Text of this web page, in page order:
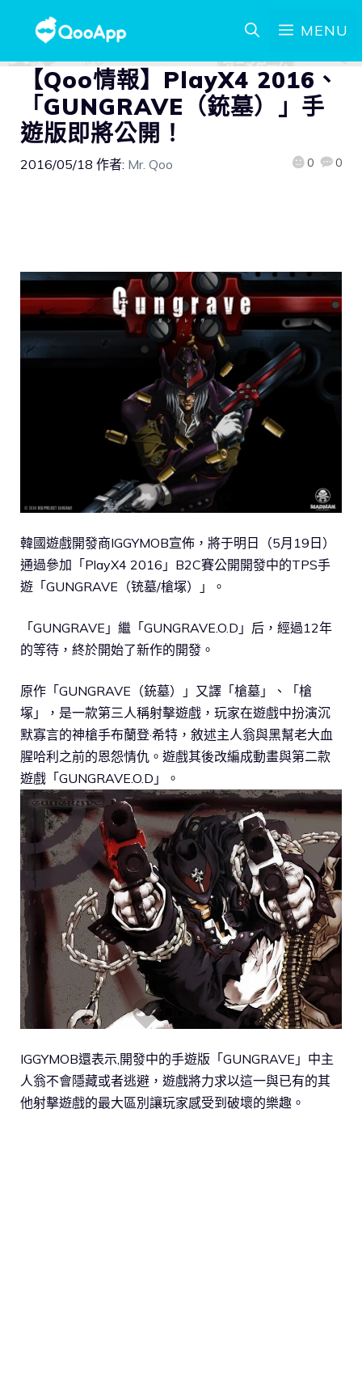
MENU
【Qoo情報】PlayX4 2016、
「GUNGRAVE（銃墓）」手
遊版即將公開！
2016/05/18 作者: Mr. Qoo 0 0
韓國遊戲開發商IGGYMOB宣佈，將于明日（5月19日）
通過參加「PlayX4 2016」B2C賽公開開發中的TPS手
遊「GUNGRAVE（铳墓/槍塚）」。
「GUNGRAVE」繼「GUNGRAVE.O.D」后，經過12年
的等待，終於開始了新作的開發。
原作「GUNGRAVE（銃墓）」又譯「槍墓」、「槍
塚」，是一款第三人稱射擊遊戲，玩家在遊戲中扮演沉
默寡言的神槍手布蘭登·希特，敘述主人翁與黑幫老大血
腥哈利之前的恩怨情仇。遊戲其後改編成動畫與第二款
遊戲「GUNGRAVE.O.D」。
IGGYMOB還表示,開發中的手遊版「GUNGRAVE」中主
人翁不會隱藏或者逃避，遊戲將力求以這一與已有的其
他射擊遊戲的最大區別讓玩家感受到破壞的樂趣。